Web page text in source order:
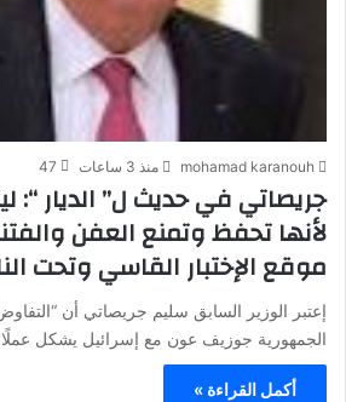
mohamad karanouh منذ 3 ساعات 47
جريصاتي في حديث ل” الديار “:
لأنها تحفظ وتمنع العفن
موقع الإختبار القاسي وتحت
إعتبر الوزير السابق سليم جريصاتي أن
الجمهورية جوزيف عون مع إسرائيل يشكل عملًا
أكمل القراءة »